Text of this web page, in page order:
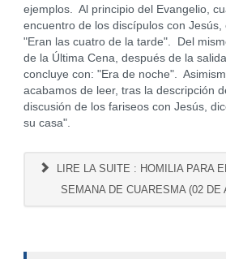
ejemplos. Al principio del Evangelio,
encuentro de los discípulos con Jesús,
"Eran las cuatro de la tarde". Del
de la Última Cena, después de la
concluye con: "Era de noche".
acabamos de leer, tras la descripción
discusión de los fariseos con Jesús,
su casa".
LIRE LA SUITE : HOMILIA PARA
SEMANA DE CUARESMA (02 DE